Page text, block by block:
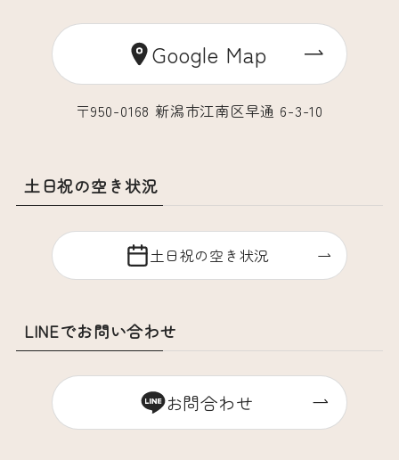
Google Map
〒950-0168 新潟市江南区早通 6-3-10
土日祝の空き状況
土日祝の空き状況
LINEでお問い合わせ
お問合わせ